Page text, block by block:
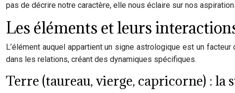
pas de décrire notre caractère, elle nous éclaire sur nos
Les éléments et leurs
L’élément auquel appartient un signe astrologique est un
dans les relations, créant des dynamiques spécifiques.
Terre (taureau, vierge, capricorne) : la